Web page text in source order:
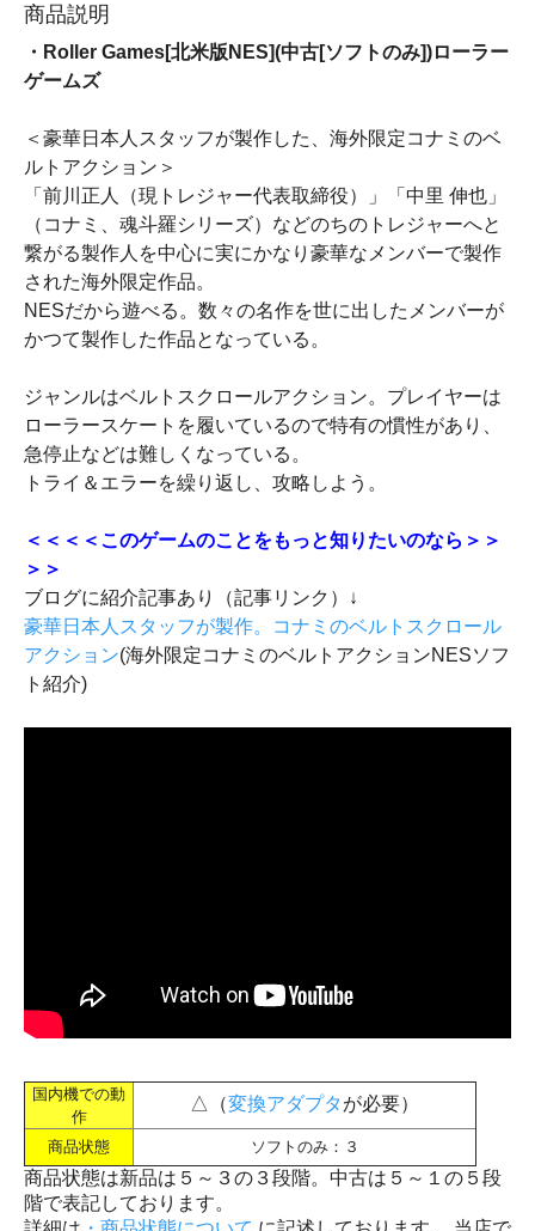
商品説明
・Roller Games[北米版NES](中古[ソフトのみ])ローラー
ゲームズ
＜豪華日本人スタッフが製作した、海外限定コナミのベ
ルトアクション＞
「前川正人（現トレジャー代表取締役）」「中里 伸也」
（コナミ、魂斗羅シリーズ）などのちのトレジャーへと
繋がる製作人を中心に実にかなり豪華なメンバーで製作
された海外限定作品。
NESだから遊べる。数々の名作を世に出したメンバーが
かつて製作した作品となっている。
ジャンルはベルトスクロールアクション。プレイヤーは
ローラースケートを履いているので特有の慣性があり、
急停止などは難しくなっている。
トライ＆エラーを繰り返し、攻略しよう。
＜＜＜＜このゲームのことをもっと知りたいのなら＞＞
＞＞
ブログに紹介記事あり（記事リンク）↓
豪華日本人スタッフが製作。コナミのベルトスクロール
アクション(海外限定コナミのベルトアクションNESソフ
ト紹介)
国内機での動
作
△（変換アダプタが必要）
商品状態 ソフトのみ：３
商品状態は新品は５～３の３段階。中古は５～１の５段
階で表記しております。